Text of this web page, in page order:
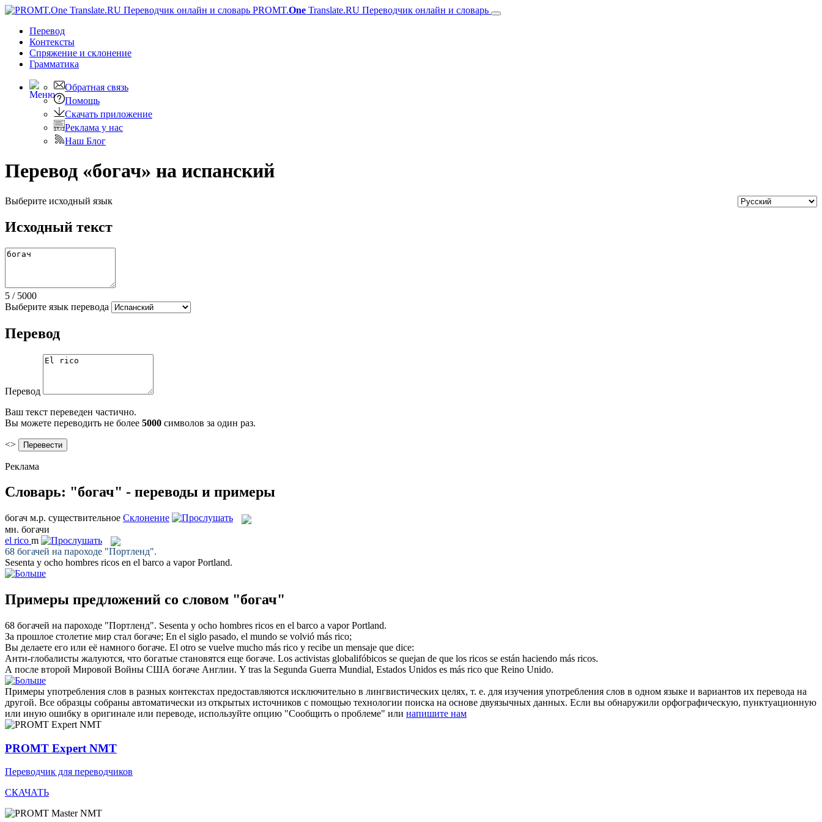
PROMT.One Translate.RU Переводчик онлайн и словарь
Перевод
Контексты
Спряжение и склонение
Грамматика
Обратная связь
Помощь
Скачать приложение
Реклама у нас
Наш Блог
Перевод «богач» на испанский
Выберите исходный язык
Исходный текст
5 / 5000
Выберите язык перевода
Перевод
Перевод
Ваш текст переведен частично.
Вы можете переводить не более 5000 символов за один раз.
<>
Реклама
Словарь: "богач" - переводы и примеры
богач м.р. существительное Склонение
мн. богачи
el rico m
68 богачей на пароходе "Портленд".
Sesenta y ocho hombres ricos en el barco a vapor Portland.
Примеры предложений со словом "богач"
68 богачей на пароходе "Портленд". Sesenta y ocho hombres ricos en el barco a vapor Portland.
За прошлое столетие мир стал богаче; En el siglo pasado, el mundo se volvió más rico;
Вы делаете его или её намного богаче. El otro se vuelve mucho más rico y recibe un mensaje que dice:
Анти-глобалисты жалуются, что богатые становятся еще богаче. Los activistas globalifóbicos se quejan de que los ricos se están haciendo más ricos.
А после второй Мировой Войны США богаче Англии. Y tras la Segunda Guerra Mundial, Estados Unidos es más rico que Reino Unido.
Примеры употребления слов в разных контекстах предоставляются исключительно в лингвистических целях, т. е. для изучения употребления слов в одном языке и вариантов их перевода на
другой. Все образцы собраны автоматически из открытых источников с помощью технологии поиска на основе двуязычных данных. Если вы обнаружили орфографическую, пунктуационную
или иную ошибку в оригинале или переводе, используйте опцию "Сообщить о проблеме" или напишите нам
PROMT Expert NMT
Переводчик для переводчиков
СКАЧАТЬ